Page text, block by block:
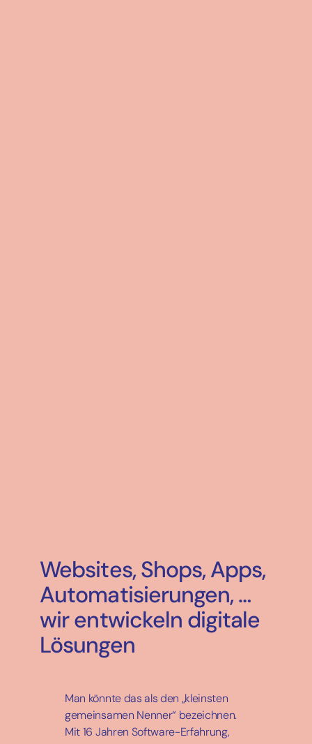
Websites, Shops, Apps,
Automatisierungen, …
wir entwickeln digitale
Lösungen
Man könnte das als den „kleinsten
gemeinsamen Nenner“ bezeichnen.
Mit 16 Jahren Software-Erfahrung,